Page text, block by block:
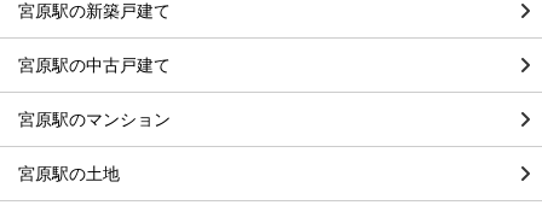
宮原駅の新築戸建て
宮原駅の中古戸建て
宮原駅のマンション
宮原駅の土地